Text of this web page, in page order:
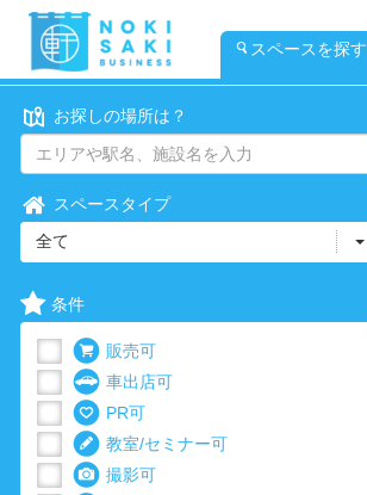
スペースを探す
お探しの場所は？
スペースタイプ
全て
条件
販売可
車出店可
PR可
教室/セミナー可
撮影可